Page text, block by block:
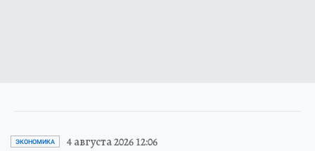
ЭКОНОМИКА 4 августа 2026 12:06